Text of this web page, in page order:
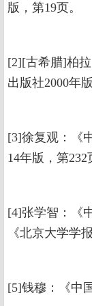
版，第19页。
[2][古希腊]柏
出版社2000年
[3]徐复观：《
14年版，第232
[4]张学智：《
《北京大学学
[5]钱穆：《中